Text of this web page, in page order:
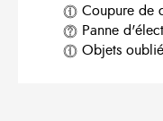
Coupure de
Panne
Objets